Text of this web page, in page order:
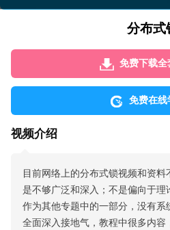
分布式
免费下载全
免费在线
视频介绍
目前网络上的分布式锁视频和资
是不够广泛和深入；不是偏向于
作为其他专题中的一部分，没有
全面深入接地气，教程中很多内